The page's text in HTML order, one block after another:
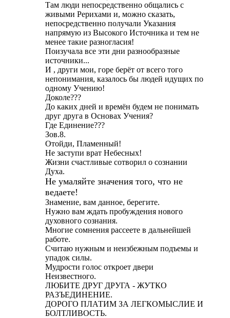
Там люди непосредственно общались с
живыми Рерихами и, можно сказать,
непосредственно получали Указания
напрямую из Высокого Источника и тем не
менее такие разногласия!
Поизучала все эти дни разнообразные
источники...
И , други мои, горе берёт от всего того
непонимания, казалось бы людей идущих по
одному Учению!
Доколе???
До каких дней и времён будем не понимать
друг друга в Основах Учения?
Где Единение???
Зов.8.
Отойди, Пламенный!
Не заступи врат Небесных!
Жизни счастливые сотворил о сознании
Духа.
Не умаляйте значения того, что не
ведаете!
Знамение, вам данное, берегите.
Нужно вам ждать пробуждения нового
духовного сознания.
Многие сомнения рассеете в дальнейшей
работе.
Считаю нужным и неизбежным подъемы и
упадок силы.
Мудрости голос откроет двери
Неизвестного.
ЛЮБИТЕ ДРУГ ДРУГА - ЖУТКО
РАЗЪЕДИНЕНИЕ.
ДОРОГО ПЛАТИМ ЗА ЛЕГКОМЫСЛИЕ И
БОЛТЛИВОСТЬ.